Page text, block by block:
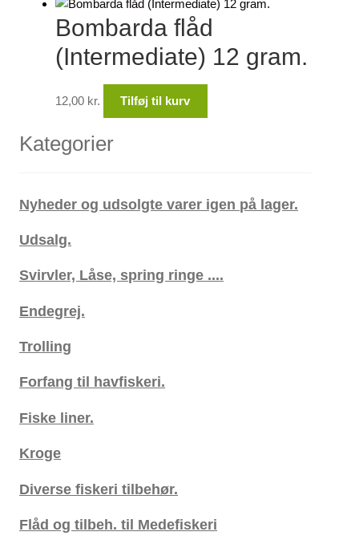
Bombarda flåd
(Intermediate) 12 gram.
12,00 kr. Tilføj til kurv
Kategorier
Nyheder og udsolgte varer igen på lager.
Udsalg.
Svirvler, Låse, spring ringe ....
Endegrej.
Trolling
Forfang til havfiskeri.
Fiske liner.
Kroge
Diverse fiskeri tilbehør.
Flåd og tilbeh. til Medefiskeri